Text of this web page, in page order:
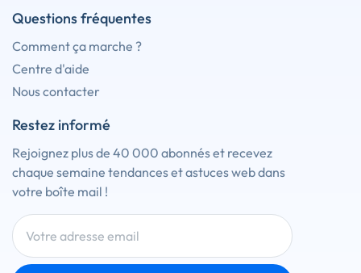
Questions fréquentes
Comment ça marche ?
Centre d'aide
Nous contacter
Restez informé
Rejoignez plus de 40 000 abonnés et recevez
chaque semaine tendances et astuces web dans
votre boîte mail !